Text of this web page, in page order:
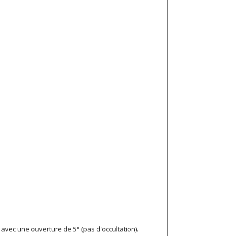
une ouverture de 5° (pas d'occultation).